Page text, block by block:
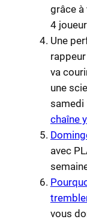
grâce à
4
Une
rappeur
va
une
samedi
chaîne
avec
vous